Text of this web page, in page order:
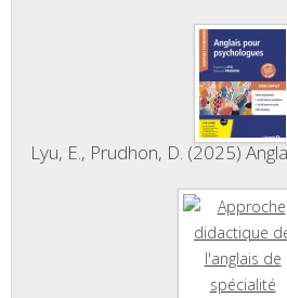
Lyu, E., Prudhon, D. (2025)